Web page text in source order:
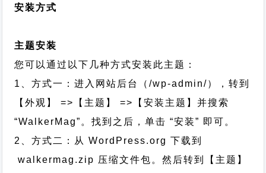
安装方式
主题安装
您可以通过以下几种方式安装此主题：
1、方式一：进入网站后台（/wp-admin/），转到
【外观】 =>【主题】 =>【安装主题】并搜索
“WalkerMag”。找到之后，单击 “安装” 即可。
2、方式二：从 WordPress.org 下载到
walkermag.zip 压缩文件包。然后转到【主题】